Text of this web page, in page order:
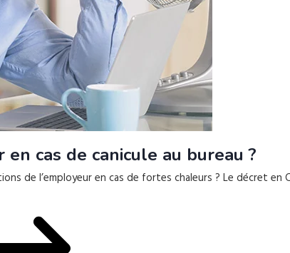
en cas de canicule au bureau ?
de l’employeur en cas de fortes chaleurs ? Le décret